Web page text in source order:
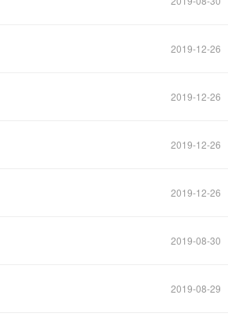
2019-12-26
2019-12-26
2019-12-26
2019-12-26
2019-08-30
2019-08-29